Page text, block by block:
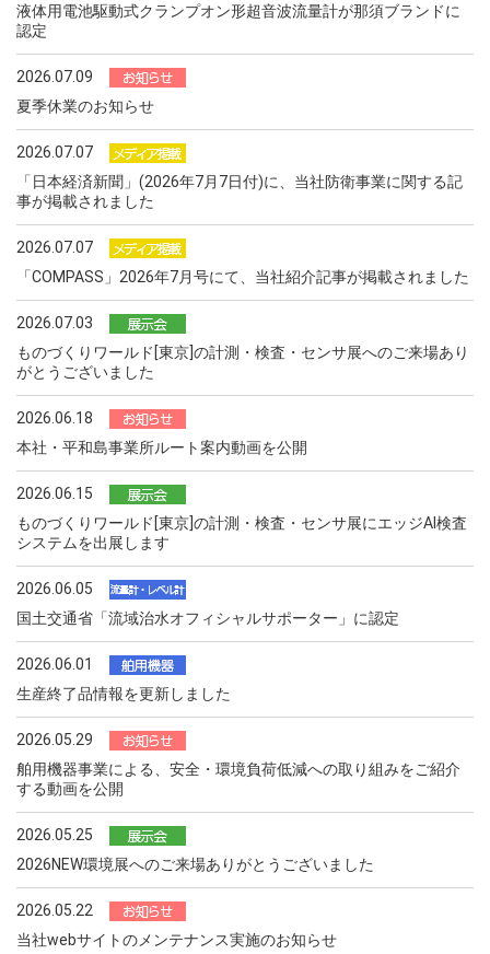
液体用電池駆動式クランプオン形超音波流量計が那須ブランドに
認定
2026.07.09
夏季休業のお知らせ
2026.07.07
「日本経済新聞」(2026年7月7日付)に、当社防衛事業に関する記
事が掲載されました
2026.07.07
「COMPASS」2026年7月号にて、当社紹介記事が掲載されました
2026.07.03
ものづくりワールド[東京]の計測・検査・センサ展へのご来場あり
がとうございました
2026.06.18
本社・平和島事業所ルート案内動画を公開
2026.06.15
ものづくりワールド[東京]の計測・検査・センサ展にエッジAI検査
システムを出展します
2026.06.05
国土交通省「流域治水オフィシャルサポーター」に認定
2026.06.01
生産終了品情報を更新しました
2026.05.29
舶用機器事業による、安全・環境負荷低減への取り組みをご紹介
する動画を公開
2026.05.25
2026NEW環境展へのご来場ありがとうございました
2026.05.22
当社webサイトのメンテナンス実施のお知らせ